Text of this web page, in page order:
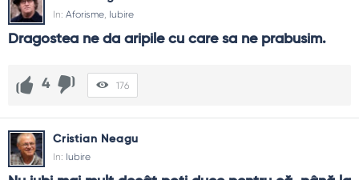
deschise și de reguli de ascultare; altfel rămân la nivel
declarativ.
In: Aforisme, Iubire
Dragostea ne da aripile cu care sa ne prabusim.
4 176
Cristian Neagu
In: Iubire